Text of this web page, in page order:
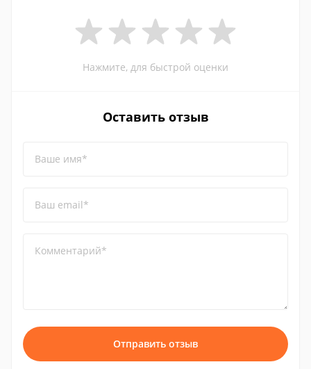
Нажмите, для быстрой оценки
Оставить отзыв
Ваше имя*
Ваш email*
Комментарий*
Отправить отзыв